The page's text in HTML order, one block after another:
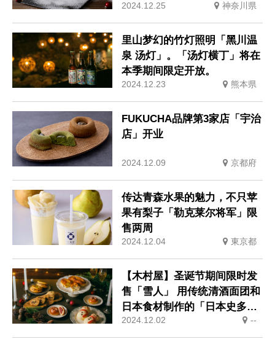
2024.12.25 神奈川県
里山梦幻的竹灯照明「黑川温
泉 汤灯」。「汤灯横丁」将在
本季期间限定开放。
2024.12.23 熊本県
FUKUCHA品牌第3家店「宇治
店」开业
2024.12.09 京都府
传达青森水果的魅力，不只苹
果有梨子「勒克莱尔将军」限
售两周
2024.12.04 東京都
【木村屋】圣诞节期间限时发
售「雪人」 用传统清酒面团和
日本食材制作的「日本史多
伦」今年将再次发售
2024.12.02 --